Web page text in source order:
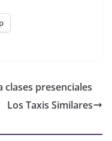
presenciales
Los Taxis Similares